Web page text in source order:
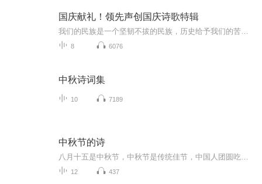
国庆献礼！领先声创国庆诗歌特辑
8 6076
中秋诗词集
10 7189
中秋节的诗
12 437